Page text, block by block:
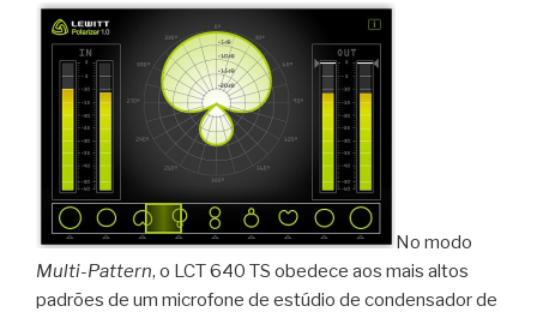
No modo
Multi-Pattern, o LCT 640 TS obedece aos mais altos
padrões de um microfone de estúdio de condensador de